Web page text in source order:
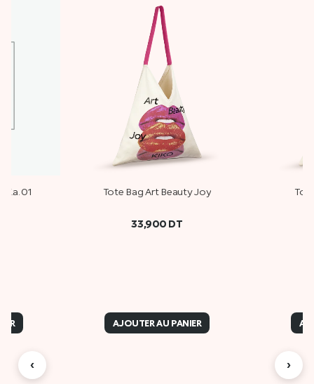
01 Tote Bag Art Beauty Joy
33,900 DT
AJOUTER AU PANIER
‹ ›